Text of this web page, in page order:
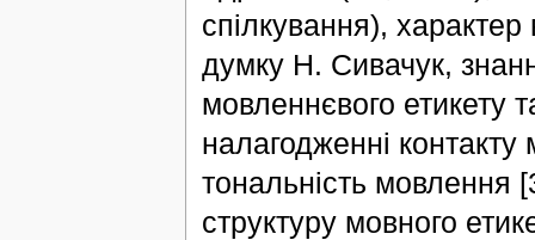
спілкування),
думку Н. Сивачук,
мовленнєвого етикету
налагодженні
тональність мовлення
структуру мовного